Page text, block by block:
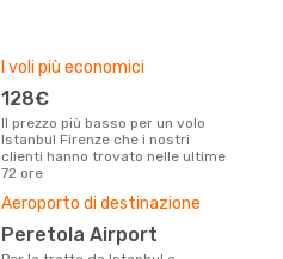
I voli più economici
128€
Il prezzo più basso per un volo
Istanbul Firenze che i nostri
clienti hanno trovato nelle ultime
72 ore
Aeroporto di destinazione
Peretola Airport